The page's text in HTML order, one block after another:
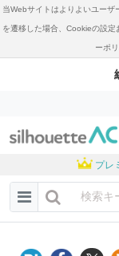
当Webサイトはよりよいユー
を遷移した場合、Cookieの設
ーポ
プレ